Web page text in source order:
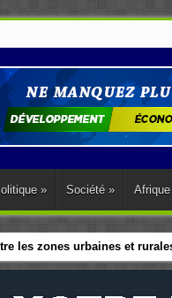
» Société » Afrique
les zones urbaines et